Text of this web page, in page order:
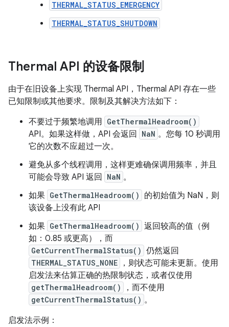
THERMAL_STATUS_EMERGENCY
THERMAL_STATUS_SHUTDOWN
Thermal API 的设备限制
由于在旧设备上实现 Thermal API，Thermal API 存在一些
已知限制或其他要求。限制及其解决方法如下：
不要过于频繁地调用 GetThermalHeadroom()
API。如果这样做，API 会返回 NaN 。您每 10 秒调用
它的次数不应超过一次。
避免从多个线程调用，这样更难确保调用频率，并且
可能会导致 API 返回
NaN 。
如果 GetThermalHeadroom()
的初始值为 NaN，则
该设备上没有此 API
如果 GetThermalHeadroom() 返回较高的值（例
如：0.85 或更高），而
GetCurrentThermalStatus() 仍然返回
THERMAL_STATUS_NONE
，则状态可能未更新。使用
启发法来估算正确的热限制状态，或者仅使用
getThermalHeadroom() ，而不使用
getCurrentThermalStatus() 。
启发法示例：